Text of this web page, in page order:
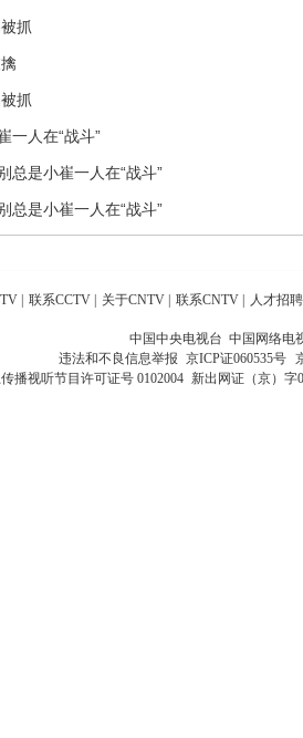
抓
抓
一人在“战斗”
总是小崔一人在“战斗”
总是小崔一人在“战斗”
| 联系CCTV | 关于CNTV | 联系CNTV | 人才招聘
中国中央电视台 中国网络电
违法和不良信息举报 京ICP证060535号
播视听节目许可证号 0102004 新出网证（京）